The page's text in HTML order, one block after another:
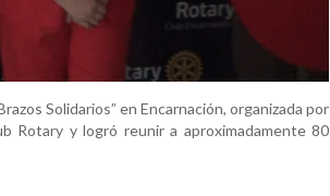
Solidarios” en Encarnación, organizada por
Rotary y logró reunir a aproximadamente 80